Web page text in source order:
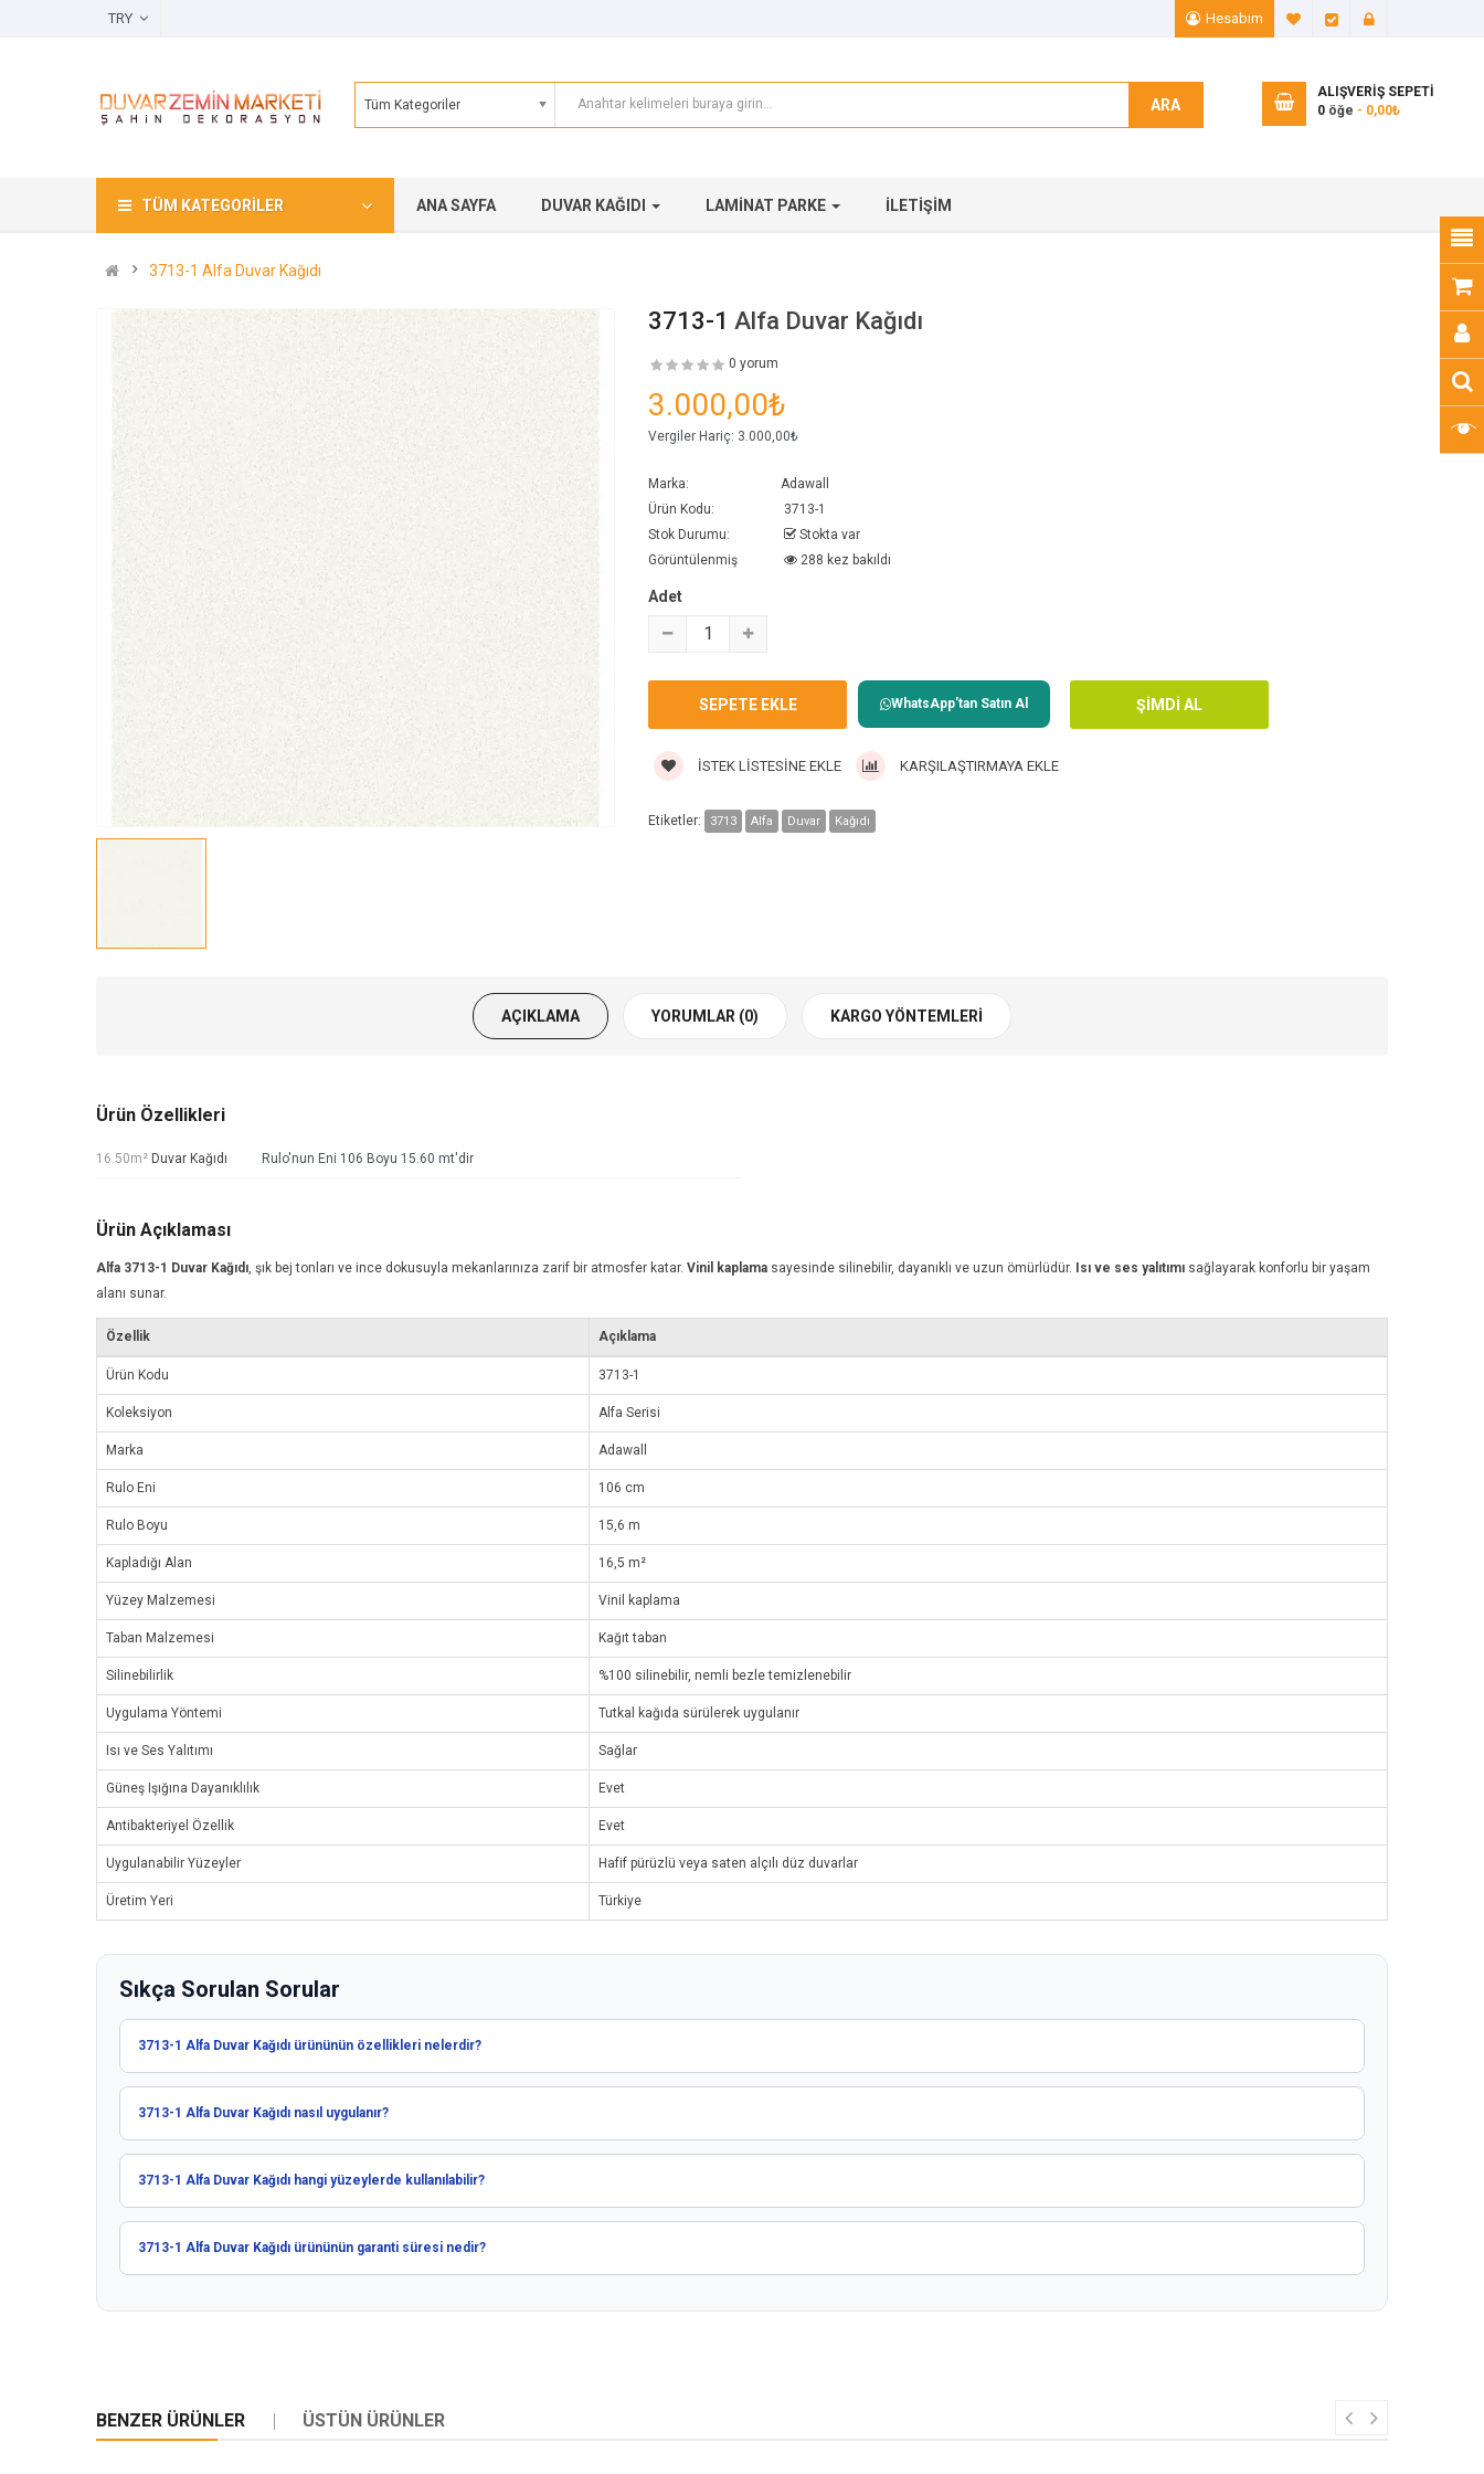
Hesabım A. Listem (0)
Ödeme
Tüm Kategoriler ARA
ALIŞVERIŞ SEPETI
0 öğe - 0,00₺
TÜM KATEGORILER ANA SAYFA DUVAR KAĞIDI LAMINAT PARKE İLETIŞIM
3713-1 Alfa Duvar Kağıdı
3713-1 Alfa Duvar Kağıdı
0 yorum
3.000,00₺
Vergiler Hariç: 3.000,00₺
Marka:
Adawall
Ürün Kodu:
3713-1
Stok Durumu:
Stokta var
Görüntülenmiş
288 kez bakıldı
Adet
WhatsApp'tan Satın Al
İSTEK LISTESINE EKLE KARŞILAŞTIRMAYA EKLE
Etiketler: 3713 Alfa Duvar Kağıdı
AÇIKLAMA YORUMLAR (0) KARGO YÖNTEMLERI
Ürün Özellikleri
16.50m² Duvar Kağıdı Rulo'nun Eni 106 Boyu 15.60 mt'dir
Ürün Açıklaması
Alfa 3713-1 Duvar Kağıdı, şık bej tonları ve ince dokusuyla mekanlarınıza zarif bir atmosfer katar. Vinil kaplama sayesinde silinebilir, dayanıklı ve uzun ömürlüdür. Isı ve ses yalıtımı sağlayarak konforlu bir yaşam
alanı sunar.
Özellik Açıklama
Ürün Kodu 3713-1
Koleksiyon Alfa Serisi
Marka Adawall
Rulo Eni 106 cm
Rulo Boyu 15,6 m
Kapladığı Alan 16,5 m²
Yüzey Malzemesi Vinil kaplama
Taban Malzemesi Kağıt taban
Silinebilirlik %100 silinebilir, nemli bezle temizlenebilir
Uygulama Yöntemi Tutkal kağıda sürülerek uygulanır
Isı ve Ses Yalıtımı Sağlar
Güneş Işığına Dayanıklılık Evet
Antibakteriyel Özellik Evet
Uygulanabilir Yüzeyler Hafif pürüzlü veya saten alçılı düz duvarlar
Üretim Yeri Türkiye
Sıkça Sorulan Sorular
3713-1 Alfa Duvar Kağıdı ürününün özellikleri nelerdir?
3713-1 Alfa Duvar Kağıdı nasıl uygulanır?
3713-1 Alfa Duvar Kağıdı hangi yüzeylerde kullanılabilir?
3713-1 Alfa Duvar Kağıdı ürününün garanti süresi nedir?
BENZER ÜRÜNLER ÜSTÜN ÜRÜNLER